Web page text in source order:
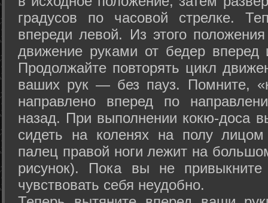
градусов по часовой стрелке.
впереди левой. Из этого
движение руками от бедер вперед
Продолжайте повторять цикл
ваших рук — без пауз. Помните,
направлено вперед по
назад. При выполнении кокю-доса
сидеть на коленях на полу
палец правой ноги лежит на
рисунок). Пока вы не
чувствовать себя неудобно.